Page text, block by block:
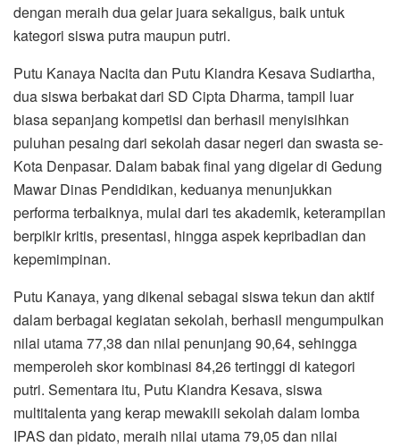
dengan meraih dua gelar juara sekaligus, baik untuk
kategori siswa putra maupun putri.
Putu Kanaya Nacita dan Putu Kiandra Kesava Sudiartha,
dua siswa berbakat dari SD Cipta Dharma, tampil luar
biasa sepanjang kompetisi dan berhasil menyisihkan
puluhan pesaing dari sekolah dasar negeri dan swasta se-
Kota Denpasar. Dalam babak final yang digelar di Gedung
Mawar Dinas Pendidikan, keduanya menunjukkan
performa terbaiknya, mulai dari tes akademik, keterampilan
berpikir kritis, presentasi, hingga aspek kepribadian dan
kepemimpinan.
Putu Kanaya, yang dikenal sebagai siswa tekun dan aktif
dalam berbagai kegiatan sekolah, berhasil mengumpulkan
nilai utama 77,38 dan nilai penunjang 90,64, sehingga
memperoleh skor kombinasi 84,26 tertinggi di kategori
putri. Sementara itu, Putu Kiandra Kesava, siswa
multitalenta yang kerap mewakili sekolah dalam lomba
IPAS dan pidato, meraih nilai utama 79,05 dan nilai